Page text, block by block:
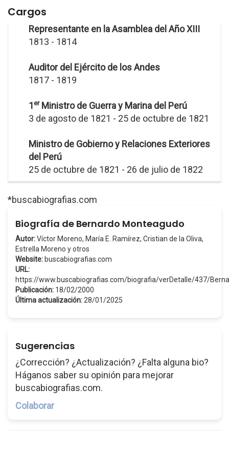
Cargos
Representante en la Asamblea del Año XIII
1813 - 1814
Auditor del Ejército de los Andes
1817 - 1819
1erMinistro de Guerra y Marina del Perú
3 de agosto de 1821 - 25 de octubre de 1821
Ministro de Gobierno y Relaciones Exteriores
del Perú
25 de octubre de 1821 - 26 de julio de 1822
*buscabiografias.com
Biografía de Bernardo Monteagudo
Autor:Víctor Moreno, María E. Ramírez, Cristian de la Oliva,
Estrella Moreno y otros
Website: buscabiografias.com
URL:
https://www.buscabiografias.com/biografia/verDetalle/437/
Publicación: 18/02/2000
Última actualización: 28/01/2025
Sugerencias
¿Corrección? ¿Actualización? ¿Falta alguna bio?
Háganos saber su opinión para mejorar
buscabiografias.com.
Colaborar